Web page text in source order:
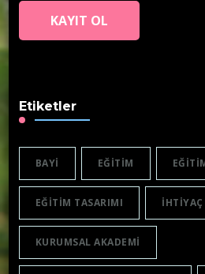
Etiketler
BAYI EĞITIM
EĞITIM TASARIMI
KURUMSAL AKADEMI